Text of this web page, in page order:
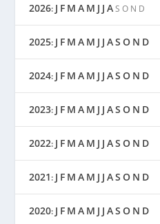
2026: J F M A M J J A S O N D
2025: J F M A M J J AS O N D
2024: J F M A M J J AS O N D
2023: J F M A M J J AS O N D
2022: J F M A M J J AS O N D
2021: J F M A M J J AS O N D
2020: J F M A M J J AS O N D